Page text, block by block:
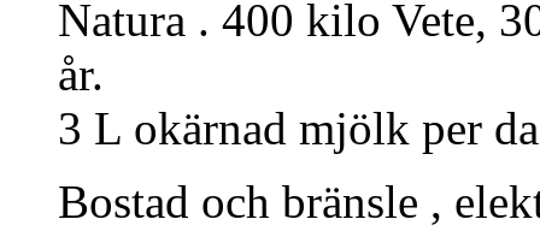
Natura . 400 kilo Vete,
år.
3 L okärnad mjölk per
Bostad och bränsle ,